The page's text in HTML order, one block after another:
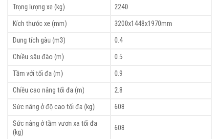
Trọng lượng xe (kg)
2240
Kích thước xe (mm)
3200x1448x1970mm
Dung tích gàu (m3)
0.4
Chiều sâu đào (m)
0.5
Tầm với tối đa (m)
0.9
Chiều cao nâng tối đa (m)
2.8
Sức nâng ở độ cao tối đa (kg)
608
Sức nâng ở tầm vươn xa tối đa
(kg)
608